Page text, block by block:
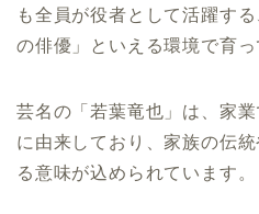
も全員が役者として活躍す
の俳優」といえる環境で育っ
芸名の「若葉竜也」は、家
に由来しており、家族の伝
る意味が込められています。